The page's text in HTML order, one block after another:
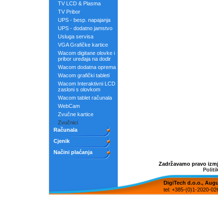
TV LCD & Plasma
TV Pribor
UPS - besp. napajanja
UPS - dodatno jamstvo
Usluga servisa
VGA Grafičke kartice
Wacom digitane olovke i
pribor uređaja na dodir
Wacom dodatna oprema
Wacom grafički tableti
Wacom Interaktivni LCD
zasloni s olovkom
Wacom tablet računala
WebCam
Zvučne kartice
Zvučnici
Računala
Cjenik
Načini plaćanja
Zadržavamo pravo
DigiTech d.o.o.,
tel: +385-(0)1-2020-